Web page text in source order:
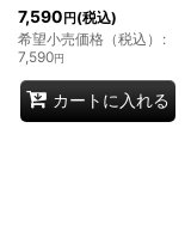
7,590 円(税込)
希望小売価格（税込） :
7,590円
カートに入れる